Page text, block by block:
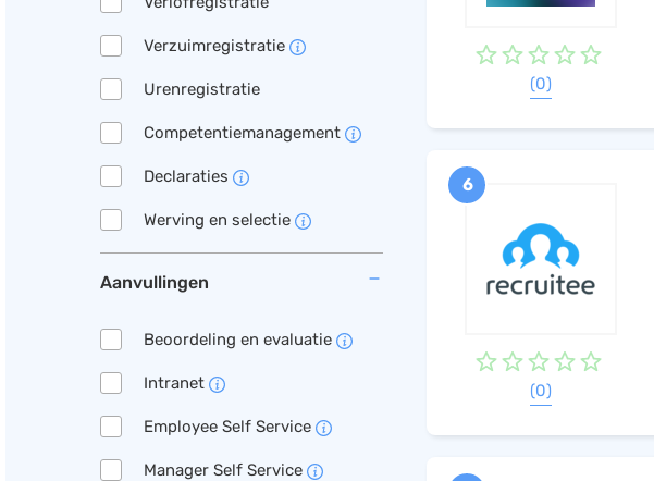
(0)
6
(0)
Verzuimregistratie
Urenregistratie
Competentiemanagement
Declaraties
Werving en selectie
Aanvullingen
Beoordeling en evaluatie
Intranet
Employee Self Service
Manager Self Service